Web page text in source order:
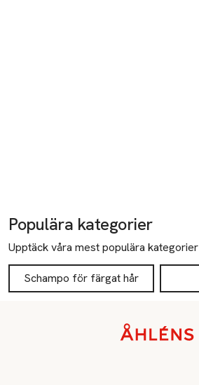
Populära kategorier
Upptäck våra mest populära kategorier
Schampo för färgat hår